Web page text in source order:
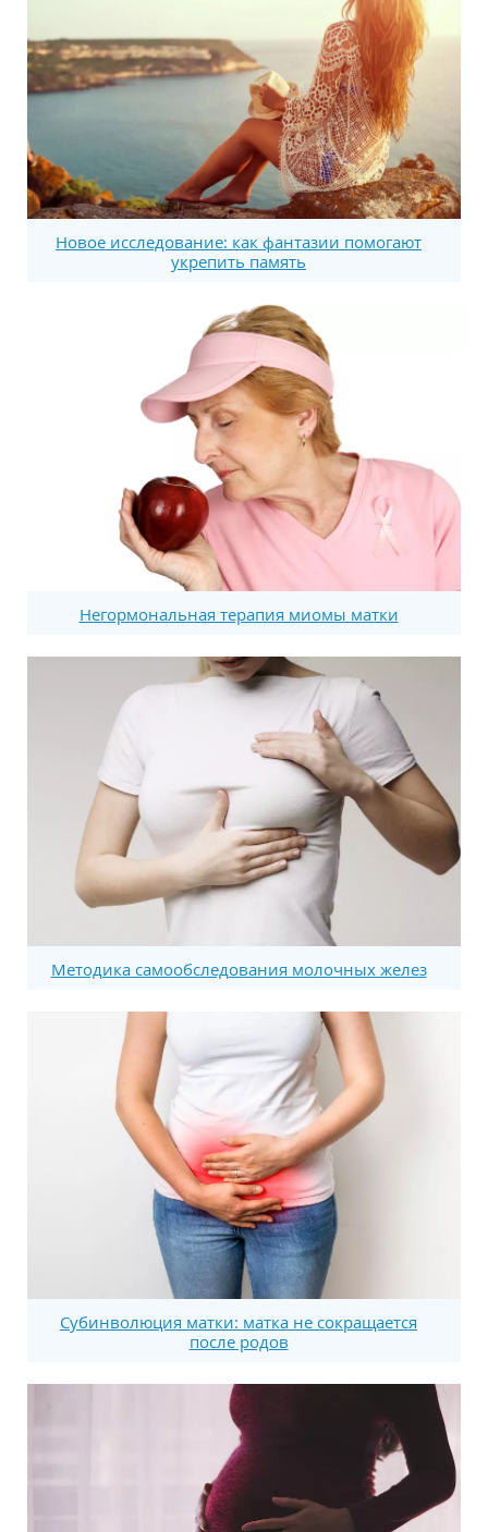
Новое исследование: как фантазии помогают
укрепить память
Негормональная терапия миомы матки
Методика самообследования молочных желез
Субинволюция матки: матка не сокращается
после родов